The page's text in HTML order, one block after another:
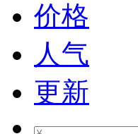
价格
人气
更新